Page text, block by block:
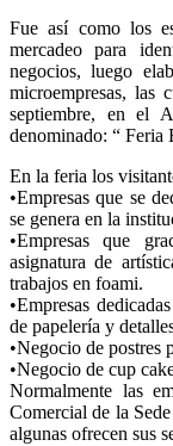
Fue así como los
mercadeo para
negocios, luego
microempresas, las
septiembre, en el
denominado: “ Feria
En la feria los
•Empresas que se
se genera en la
•Empresas que
asignatura de
trabajos en foami.
•Empresas
de papelería y
•Negocio de postres
•Negocio de cup
Normalmente las
Comercial de la
algunas ofrecen sus